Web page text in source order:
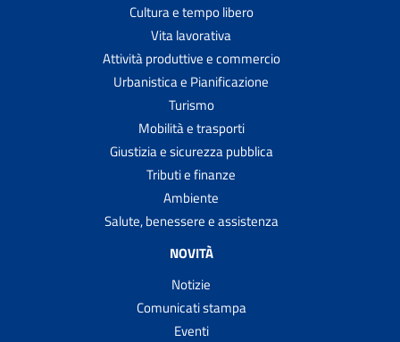
Cultura e tempo libero
Vita lavorativa
Attività produttive e commercio
Urbanistica e Pianificazione
Turismo
Mobilità e trasporti
Giustizia e sicurezza pubblica
Tributi e finanze
Ambiente
Salute, benessere e assistenza
NOVITÀ
Notizie
Comunicati stampa
Eventi